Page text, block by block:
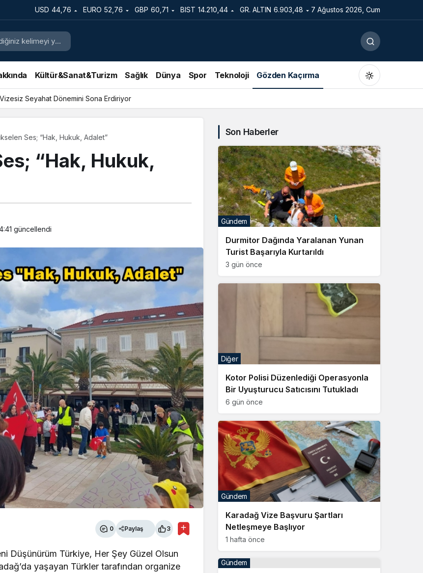
USD 44,76 EURO 52,76 GBP 60,71 BIST 14.210,44 GR. ALTIN 6.903,48 7 Ağustos 2026, Cum
Kültür&Sanat&Turizm Sağlık Dünya Spor Teknoloji Gözden Kaçırma
Gündüz Modu
Gündüz modunu seçin.
Gece Modu
Gece modunu seçin.
Sistem modunu seçin.
Silahlı Saldırı Düzenlendi
Ses; “Hak, Hukuk, Adalet”
“Hak, Hukuk,
güncellendi
0 Paylaş 3
Düşünürüm Türkiye, Her Şey Güzel Olsun
yaşayan Türkler tarafından organize
Son Haberler
Durmitor Dağında Yaralanan Yunan
Turist Başarıyla Kurtarıldı
3 gün önce
Gündem
Kotor Polisi Düzenlediği Operasyonla
Bir Uyuşturucu Satıcısını Tutukladı
6 gün önce
Diğer
Karadağ Vize Başvuru Şartları
Netleşmeye Başlıyor
1 hafta önce
Gündem
Gündem